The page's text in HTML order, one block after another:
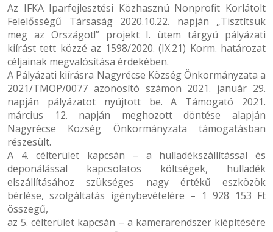
Az IFKA Iparfejlesztési Közhasznú Nonprofit Korlátolt
Felelősségű Társaság 2020.10.22. napján „Tisztítsuk
meg az Országot!” projekt I. ütem tárgyú pályázati
kiírást tett közzé az 1598/2020. (IX.21) Korm. határozat
céljainak megvalósítása érdekében.
A Pályázati kiírásra Nagyrécse Község Önkormányzata a
2021/TMOP/0077 azonosító számon 2021. január 29.
napján pályázatot nyújtott be. A Támogató 2021.
március 12. napján meghozott döntése alapján
Nagyrécse Község Önkormányzata támogatásban
részesült.
A 4. célterület kapcsán – a hulladékszállítással és
deponálással kapcsolatos költségek, hulladék
elszállításához szükséges nagy értékű eszközök
bérlése, szolgáltatás igénybevételére – 1 928 153 Ft
összegű,
az 5. célterület kapcsán – a kamerarendszer kiépítésére